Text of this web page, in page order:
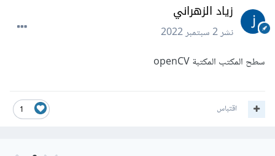
زياد الزهراني
نشر2 سبتمبر 2022
سطح المكتب المكتبة openCV
1 اقتباس